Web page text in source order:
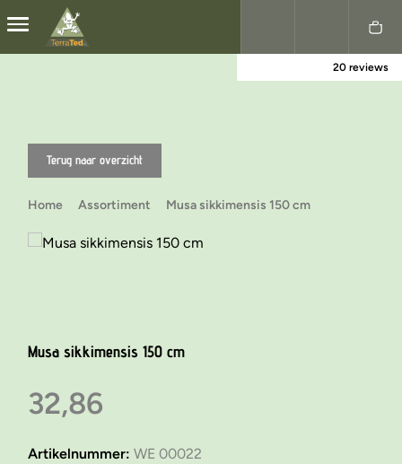
Nederlands
20 reviews
Terug naar overzicht
Home Assortiment Musa sikkimensis 150 cm
Musa sikkimensis 150 cm
32,86
Artikelnummer: WE 00022